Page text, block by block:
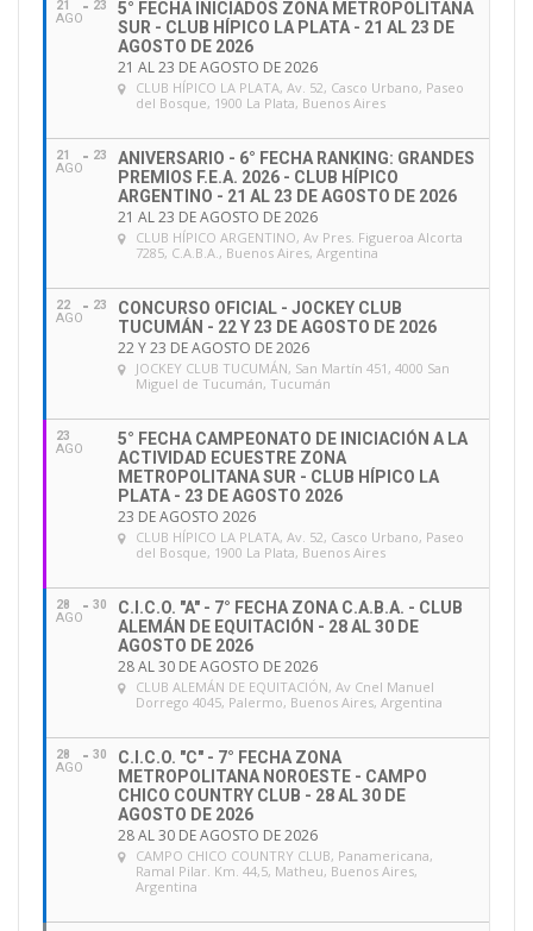
21
AGO
23
5° FECHA INICIADOS ZONA METROPOLITANA
SUR - CLUB HÍPICO LA PLATA - 21 AL 23 DE
AGOSTO DE 2026
21 AL 23 DE AGOSTO DE 2026
CLUB HÍPICO LA PLATA, Av. 52, Casco Urbano, Paseo
del Bosque, 1900 La Plata, Buenos Aires
21
AGO
23
ANIVERSARIO - 6° FECHA RANKING: GRANDES
PREMIOS F.E.A. 2026 - CLUB HÍPICO
ARGENTINO - 21 AL 23 DE AGOSTO DE 2026
21 AL 23 DE AGOSTO DE 2026
CLUB HÍPICO ARGENTINO, Av Pres. Figueroa Alcorta
7285, C.A.B.A., Buenos Aires, Argentina
22
AGO
23
CONCURSO OFICIAL - JOCKEY CLUB
TUCUMÁN - 22 Y 23 DE AGOSTO DE 2026
22 Y 23 DE AGOSTO DE 2026
JOCKEY CLUB TUCUMÁN, San Martín 451, 4000 San
Miguel de Tucumán, Tucumán
23
AGO
5° FECHA CAMPEONATO DE INICIACIÓN A LA
ACTIVIDAD ECUESTRE ZONA
METROPOLITANA SUR - CLUB HÍPICO LA
PLATA - 23 DE AGOSTO 2026
23 DE AGOSTO 2026
CLUB HÍPICO LA PLATA, Av. 52, Casco Urbano, Paseo
del Bosque, 1900 La Plata, Buenos Aires
28
AGO
30
C.I.C.O. "A" - 7° FECHA ZONA C.A.B.A. - CLUB
ALEMÁN DE EQUITACIÓN - 28 AL 30 DE
AGOSTO DE 2026
28 AL 30 DE AGOSTO DE 2026
CLUB ALEMÁN DE EQUITACIÓN, Av Cnel Manuel
Dorrego 4045, Palermo, Buenos Aires, Argentina
28
AGO
30
C.I.C.O. "C" - 7° FECHA ZONA
METROPOLITANA NOROESTE - CAMPO
CHICO COUNTRY CLUB - 28 AL 30 DE
AGOSTO DE 2026
28 AL 30 DE AGOSTO DE 2026
CAMPO CHICO COUNTRY CLUB, Panamericana,
Ramal Pilar. Km. 44,5, Matheu, Buenos Aires,
Argentina